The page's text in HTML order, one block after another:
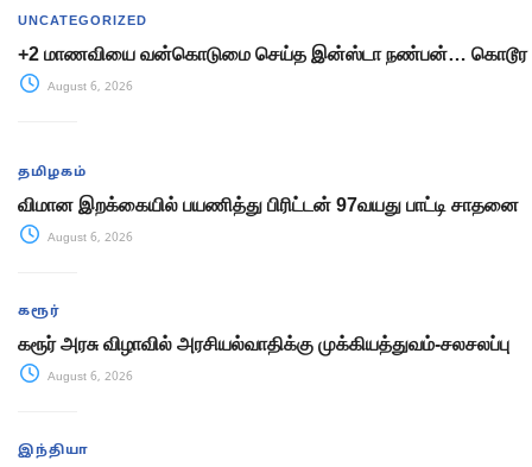
UNCATEGORIZED
+2 மாணவியை வன்கொடுமை செய்த இன்ஸ்டா நண்பன்… கொடூர
August 6, 2026
தமிழகம்
விமான இறக்கையில் பயணித்து பிரிட்டன் 97வயது பாட்டி சாதனை
August 6, 2026
கரூர்
கரூர் அரசு விழாவில் அரசியல்வாதிக்கு முக்கியத்துவம்-சலசலப்பு
August 6, 2026
இந்தியா